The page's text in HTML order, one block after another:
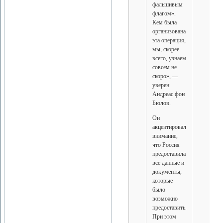
фальшивым
флагом».
Кем была
организована
эта операция,
мы, скорее
всего, узнаем
совсем не
скоро», —
уверен
Андреас фон
Бюлов.
Он
акцентировал
внимание,
что Россия
предоставила
все данные и
документы,
которые
было
возможно
предоставить.
При этом